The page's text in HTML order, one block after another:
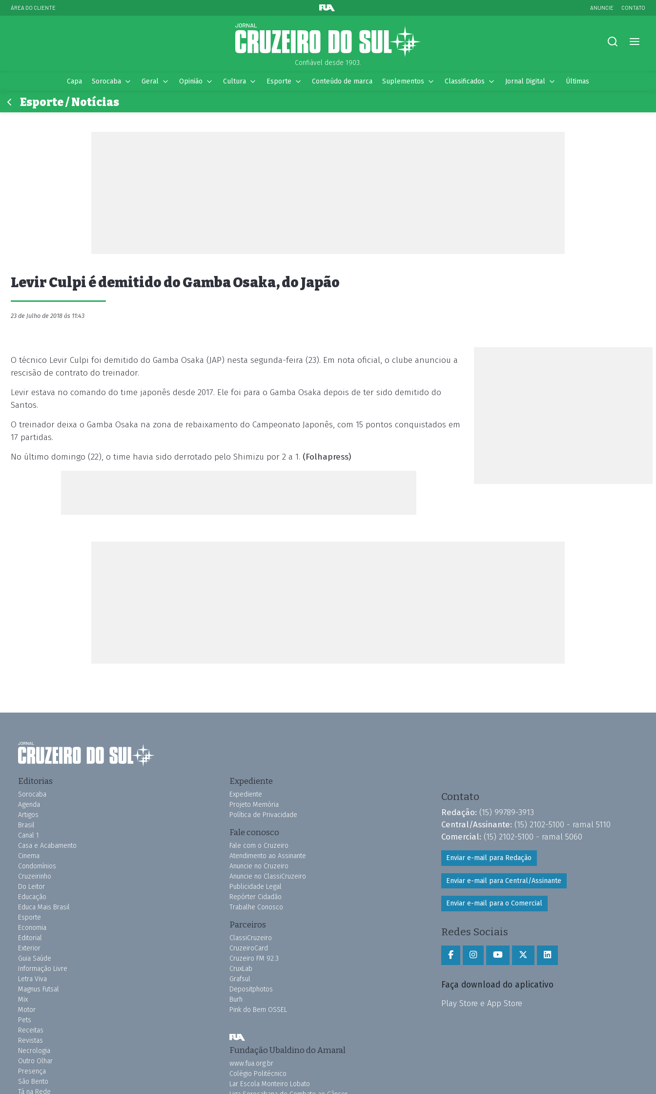
ÁREA DO CLIENTE ANUNCIE CONTATO
Confiável desde 1903.
Capa Sorocaba Geral Opinião Cultura Esporte Conteúdo de marca Suplementos Classificados Jornal Digital Últimas
Esporte / Notícias
Levir Culpi é demitido do Gamba Osaka, do Japão
23 de Julho de 2018 às 11:43
O técnico Levir Culpi foi demitido do Gamba Osaka (JAP) nesta segunda-feira (23). Em nota oficial, o clube anunciou a
rescisão de contrato do treinador.
Levir estava no comando do time japonês desde 2017. Ele foi para o Gamba Osaka depois de ter sido demitido do
Santos.
O treinador deixa o Gamba Osaka na zona de rebaixamento do Campeonato Japonês, com 15 pontos conquistados em
17 partidas.
No último domingo (22), o time havia sido derrotado pelo Shimizu por 2 a 1. (Folhapress)
Editorias
Sorocaba
Agenda
Artigos
Brasil
Canal 1
Casa e Acabamento
Cinema
Condomínios
Cruzeirinho
Do Leitor
Educação
Educa Mais Brasil
Esporte
Economia
Editorial
Exterior
Guia Saúde
Informação Livre
Letra Viva
Magnus Futsal
Mix
Motor
Pets
Receitas
Revistas
Necrologia
Outro Olhar
Presença
São Bento
Tá na Rede
Expediente
Expediente
Projeto Memória
Política de Privacidade
Fale conosco
Fale com o Cruzeiro
Atendimento ao Assinante
Anuncie no Cruzeiro
Anuncie no ClassiCruzeiro
Publicidade Legal
Repórter Cidadão
Trabalhe Conosco
Parceiros
ClassiCruzeiro
CruzeiroCard
Cruzeiro FM 92.3
CruxLab
Grafsul
Depositphotos
Burh
Pink do Bem OSSEL
Fundação Ubaldino do Amaral
www.fua.org.br
Colégio Politécnico
Lar Escola Monteiro Lobato
Contato
Redação: (15) 99789-3913
Central/Assinante: (15) 2102-5100 - ramal 5110
Comercial: (15) 2102-5100 - ramal 5060
Enviar e-mail para Redação
Enviar e-mail para Central/Assinante
Enviar e-mail para o Comercial
Redes Sociais
Faça download do aplicativo
Play Store e App Store